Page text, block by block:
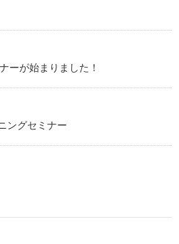
ーが始まりました！
ングセミナー